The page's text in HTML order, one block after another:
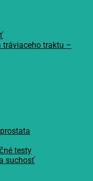
tráviaceho traktu –
testy
suchosť